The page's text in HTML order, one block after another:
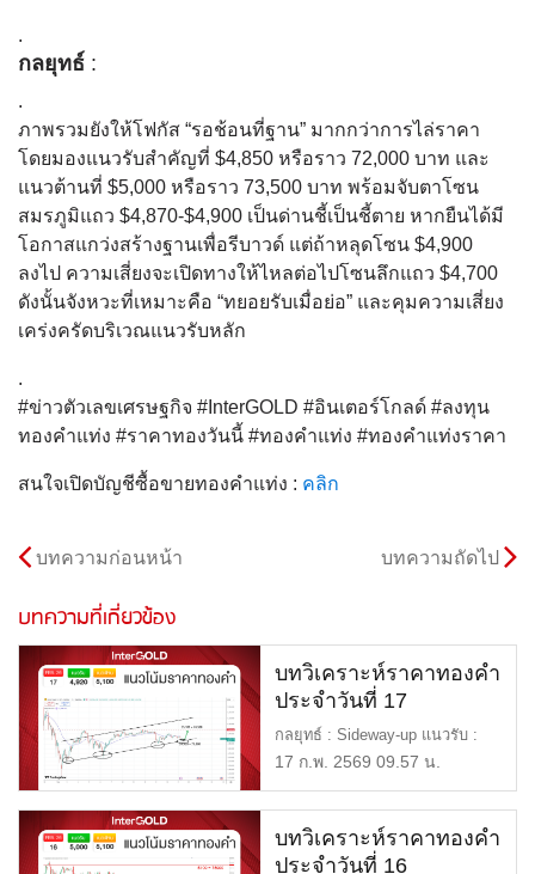
.
กลยุทธ์ :
.
ภาพรวมยังให้โฟกัส “รอช้อนที่ฐาน” มากกว่าการไล่ราคา
โดยมองแนวรับสำคัญที่ $4,850 หรือราว 72,000 บาท และ
แนวต้านที่ $5,000 หรือราว 73,500 บาท พร้อมจับตาโซน
สมรภูมิแถว $4,870-$4,900 เป็นด่านชี้เป็นชี้ตาย หากยืนได้มี
โอกาสแกว่งสร้างฐานเพื่อรีบาวด์ แต่ถ้าหลุดโซน $4,900
ลงไป ความเสี่ยงจะเปิดทางให้ไหลต่อไปโซนลึกแถว $4,700
ดังนั้นจังหวะที่เหมาะคือ “ทยอยรับเมื่อย่อ” และคุมความเสี่ยง
เคร่งครัดบริเวณแนวรับหลัก
.
#ข่าวตัวเลขเศรษฐกิจ #InterGOLD #อินเตอร์โกลด์ #ลงทุน
ทองคำแท่ง #ราคาทองวันนี้ #ทองคำแท่ง #ทองคำแท่งราคา
สนใจเปิดบัญชีซื้อขายทองคำแท่ง : คลิก
บทความก่อนหน้า บทความถัดไป
บทความที่เกี่ยวข้อง
บทวิเคราะห์ราคาทองคำ
ประจำวันที่ 17
กุมภาพันธ์ 2569
กลยุทธ์ : Sideway-up แนวรับ :
$4,920 หรือ 73,000 แนวต้า […]
17 ก.พ. 2569 09.57 น.
บทวิเคราะห์ราคาทองคำ
ประจำวันที่ 16